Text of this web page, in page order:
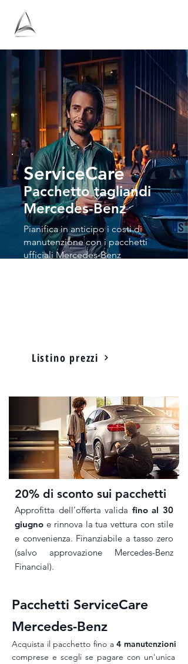
ServiceCare
Pacchetto tagliandi
Mercedes-Benz
Pianifica in anticipo i costi di
manutenzione con i pacchetti
ufficiali Mercedes-Benz
Listino prezzi
20% di sconto sui pacchetti
Approfitta dell’offerta valida fino al 30
giugno e rinnova la tua vettura con stile
e convenienza. Finanziabile a tasso zero
(salvo approvazione Mercedes-Benz
Financial).
Pacchetti ServiceCare
Mercedes-Benz
Acquista il pacchetto fino a4 manutenzioni
comprese e scegli se pagare con un'unica